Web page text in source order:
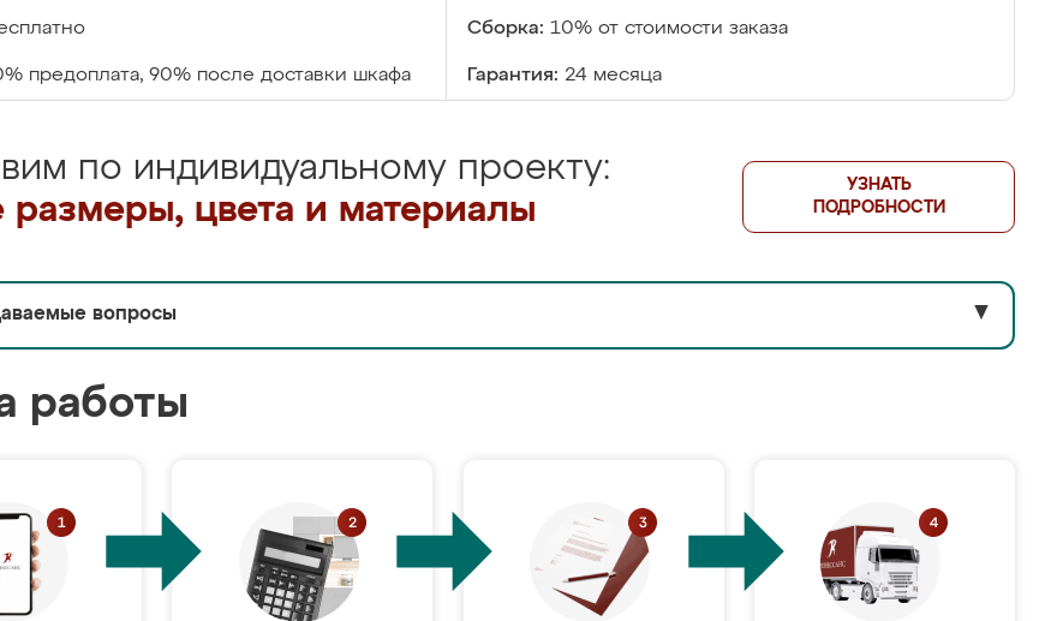
Сборка: 10% от стоимости заказа
предоплата, 90% после доставки шкафа Гарантия: 24 месяца
по индивидуальному проекту:
цвета и материалы
УЗНАТЬ
ПОДРОБНОСТИ
вопросы ▼
работы